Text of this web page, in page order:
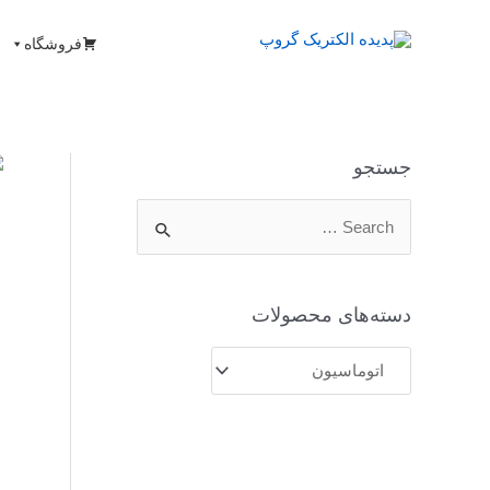
فروشگاه
جستجو
دسته‌های محصولات